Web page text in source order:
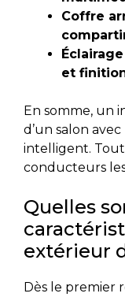
Coffre
et
En somme, un
d’un salon
intelligent. Tout
conducteurs
Quelles
extérieur
Dès le premier